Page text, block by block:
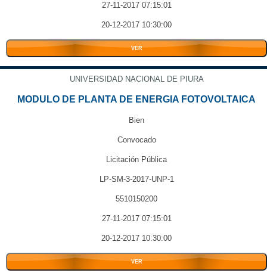
27-11-2017 07:15:01
20-12-2017 10:30:00
VER
UNIVERSIDAD NACIONAL DE PIURA
MODULO DE PLANTA DE ENERGIA FOTOVOLTAICA
Bien
Convocado
Licitación Pública
LP-SM-3-2017-UNP-1
5510150200
27-11-2017 07:15:01
20-12-2017 10:30:00
VER